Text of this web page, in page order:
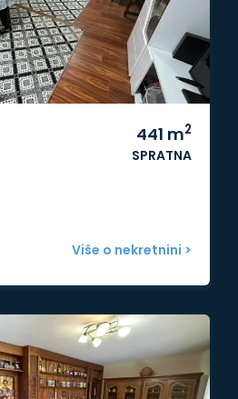
441 m2
SPRATNA
Više o nekretnini >